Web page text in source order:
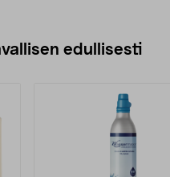
edullisesti